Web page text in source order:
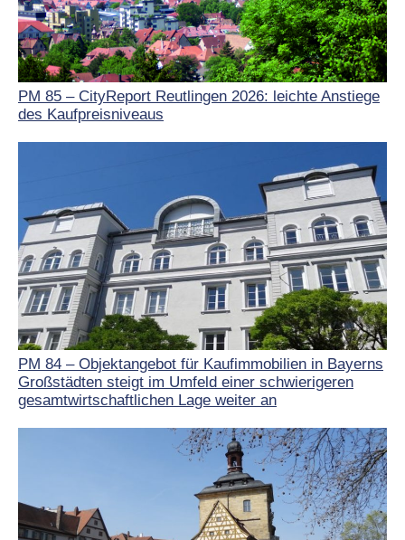
PM 85 – CityReport Reutlingen 2026: leichte Anstiege
des Kaufpreisniveaus
PM 84 – Objektangebot für Kaufimmobilien in Bayerns
Großstädten steigt im Umfeld einer schwierigeren
gesamtwirtschaftlichen Lage weiter an